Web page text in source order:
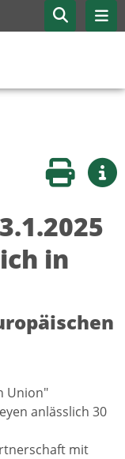
Seite
in
Union"
anlässlich 30
mit